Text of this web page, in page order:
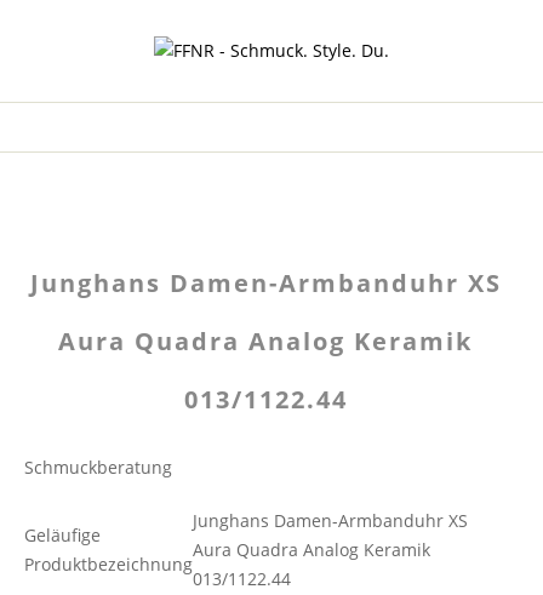
Junghans Damen-Armbanduhr XS
Aura Quadra Analog Keramik
013/1122.44
Schmuckberatung
Geläufige
Produktbezeichnung
Junghans Damen-Armbanduhr XS
Aura Quadra Analog Keramik
013/1122.44